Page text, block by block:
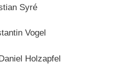
Syré
Vogel
Holzapfel